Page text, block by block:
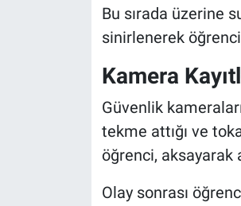
Bu sırada üzerine
sinirlenerek
Kamera
Güvenlik
tekme attığı ve
öğrenci, aksayarak
Olay sonrası